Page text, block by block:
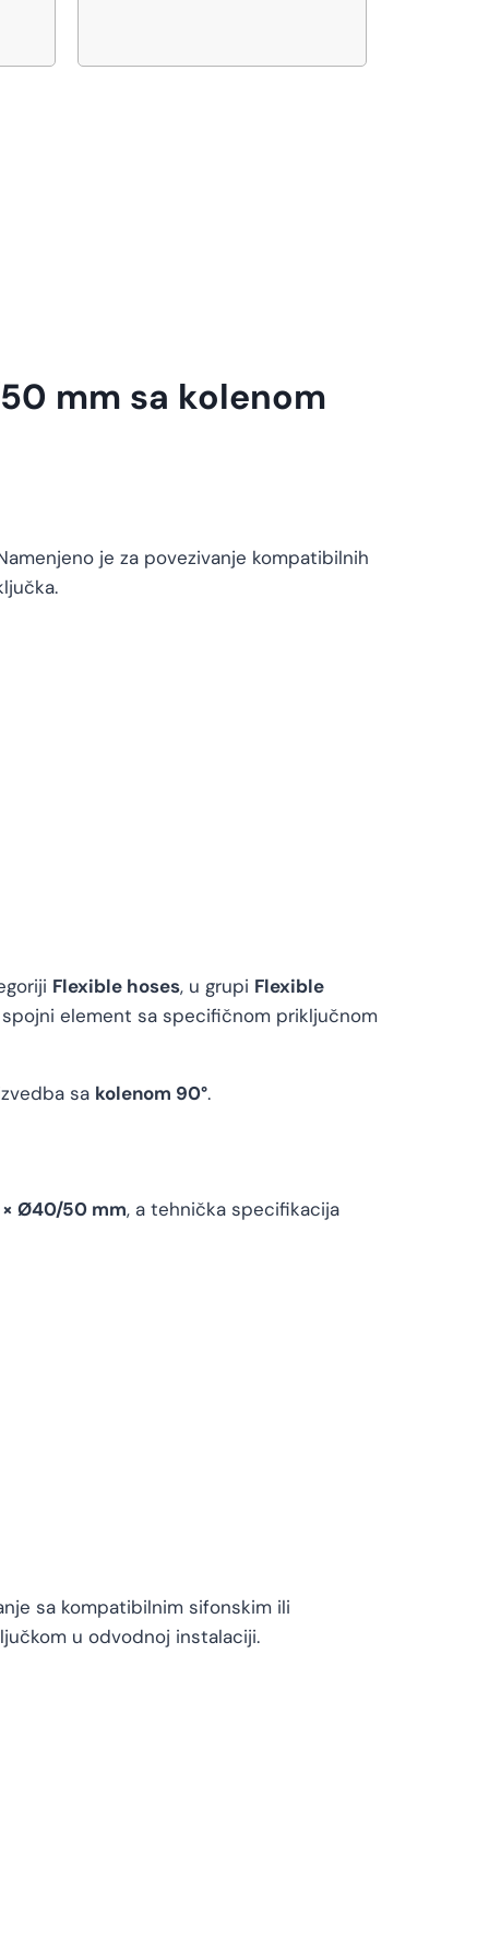
mm sa kolenom
je za povezivanje kompatibilnih
Flexible hoses, u grupi Flexible
element sa specifičnom priključnom
sa kolenom 90°.
× Ø40/50 mm, a tehnička specifikacija
sa kompatibilnim sifonskim ili
u odvodnoj instalaciji.